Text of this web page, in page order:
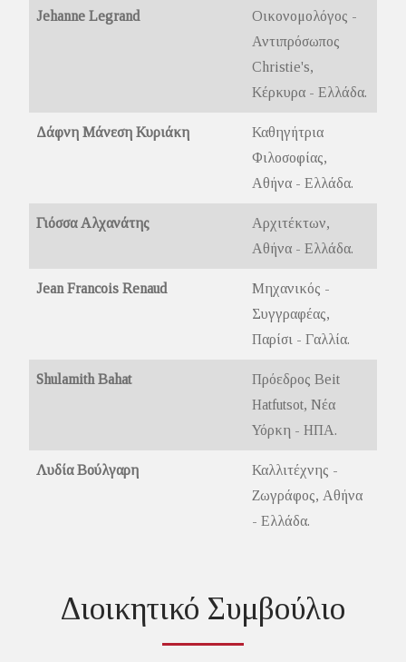
Jehanne Legrand
Οικονομολόγος -
Αντιπρόσωπος
Christie's,
Κέρκυρα - Ελλάδα.
Δάφνη Μάνεση Κυριάκη
Καθηγήτρια
Φιλοσοφίας,
Αθήνα - Ελλάδα.
Γιόσσα Αλχανάτης
Αρχιτέκτων,
Αθήνα - Ελλάδα.
Jean Francois Renaud
Μηχανικός -
Συγγραφέας,
Παρίσι - Γαλλία.
Shulamith Bahat
Πρόεδρος Beit
Hatfutsot, Νέα
Υόρκη - ΗΠΑ.
Λυδία Βούλγαρη
Καλλιτέχνης -
Ζωγράφος, Αθήνα
- Ελλάδα.
Διοικητικό Συμβούλιο